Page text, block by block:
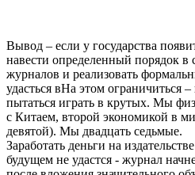
Вывод – если у государства
навести определенный порядок в
журналов и реализовать
удасться вНа этом ограничиться
пытаться играть в крутых. Мы
с Китаем, второй экономикой в
девятой). Мы двадцать седьмые.
Заработать деньги на
будущем не удастся - журнал